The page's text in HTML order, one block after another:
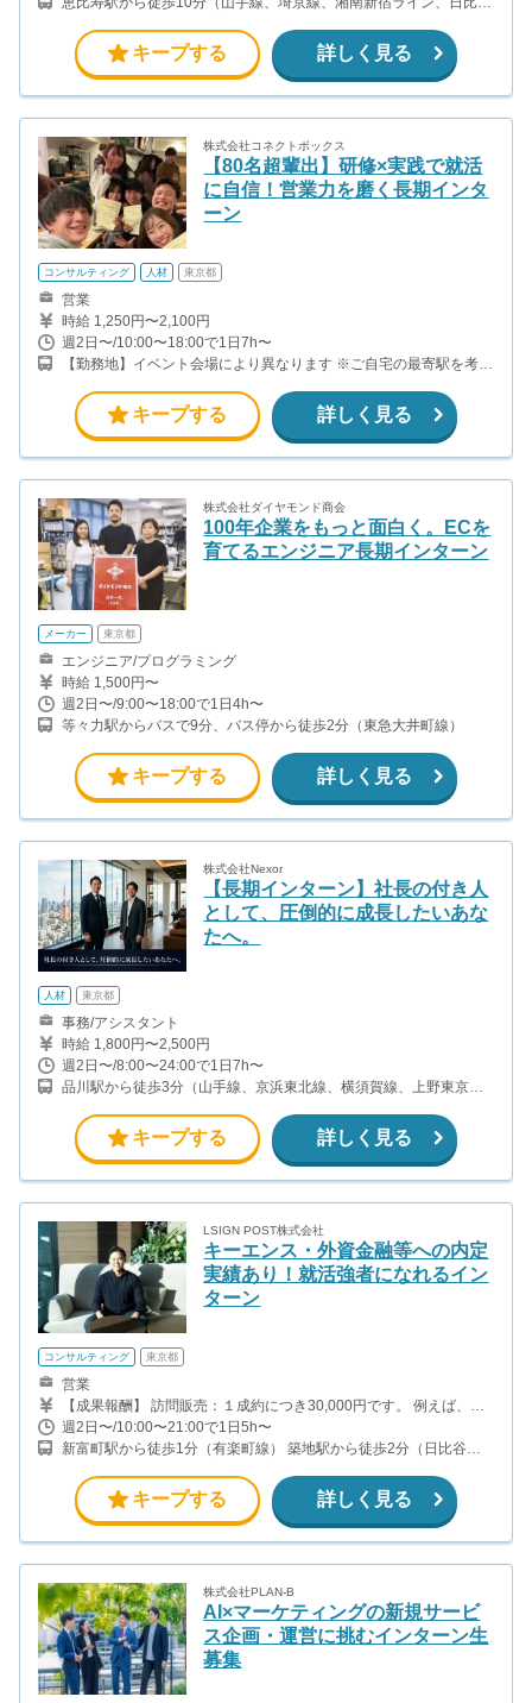
キープする 詳しく見る
株式会社コネクトボックス
【80名超輩出】研修×実践で就活
に自信！営業力を磨く長期インタ
ーン
コンサルティング 人材 東京都
営業
時給 1,250円〜2,100円
週2日〜/10:00〜18:00で1日7h〜
【勤務地】イベント会場により異なります ※ご自宅の最寄駅を考慮
水道橋駅から徒歩1分（JR中央、総武線） 水道橋駅から徒歩6分
（都営三田線）キープする 詳しく見る
株式会社ダイヤモンド商会
100年企業をもっと面白く。ECを
育てるエンジニア長期インターン
メーカー 東京都
エンジニア/プログラミング
時給 1,500円〜
週2日〜/9:00〜18:00で1日4h〜
等々力駅からバスで9分、バス停から徒歩2分（東急大井町線）
キープする 詳しく見る
株式会社Nexor
【長期インターン】社長の付き人
として、圧倒的に成長したいあな
たへ。
人材 東京都
事務/アシスタント
時給 1,800円〜2,500円
週2日〜/8:00〜24:00で1日7h〜
品川駅から徒歩3分（山手線、京浜東北線、横須賀線、上野東京ラ
いです。
キープする 詳しく見る
LSIGN POST株式会社
キーエンス・外資金融等への内定
実績あり！就活強者になれるイン
ターン
コンサルティング 東京都
営業
【成果報酬】 訪問販売：１成約につき30,000円です。 例えば、光
インターネットの成約であれば、平均的に2.5日で1件の契約が見込
めます。（12,000円/1日6時間稼働） ＜月収例＞月に100万以上稼
ぐ方もいます！ ・月5件成約：150,000円 ・月15件成約：450,000
円 ・月30成約：900,000円➕マネジメントインセンティブ300,000
円 合計1,200,000円 時給換算で2,000円程度が、平均的なインタ
ーン生の報酬となっています。
週2日〜/10:00〜21:00で1日5h〜
新富町駅から徒歩1分（有楽町線） 築地駅から徒歩2分（日比谷
キープする 詳しく見る
株式会社PLAN-B
AI×マーケティングの新規サービ
ス企画・運営に挑むインターン生
募集